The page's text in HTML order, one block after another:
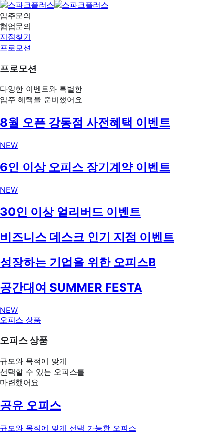
입주문의
협업문의
지점찾기
프로모션
프로모션
다양한 이벤트와 특별한
입주 혜택을 준비했어요
8월 오픈 강동점 사전혜택 이벤트
NEW
6인 이상 오피스 장기계약 이벤트
NEW
30인 이상 얼리버드 이벤트
비즈니스 데스크 인기 지점 이벤트
성장하는 기업을 위한 오피스B
공간대여 SUMMER FESTA
NEW
오피스 상품
오피스 상품
규모와 목적에 맞게
선택할 수 있는 오피스를
마련했어요
공유 오피스
규모와 목적에 맞게 선택 가능한 오피스